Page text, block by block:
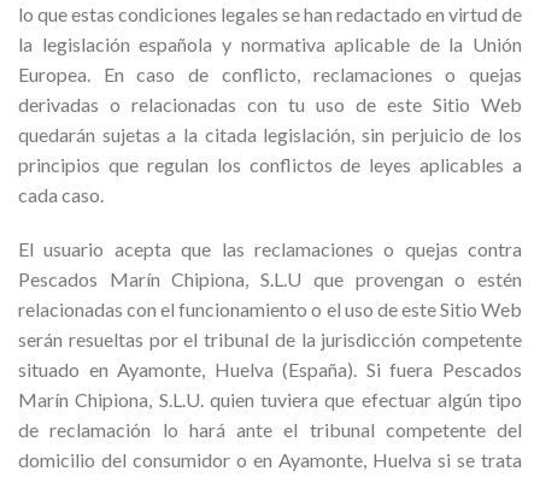
lo que estas condiciones legales se han redactado en virtud de
la legislación española y normativa aplicable de la Unión
Europea. En caso de conflicto, reclamaciones o quejas
derivadas o relacionadas con tu uso de este Sitio Web
quedarán sujetas a la citada legislación, sin perjuicio de los
principios que regulan los conflictos de leyes aplicables a
cada caso.
El usuario acepta que las reclamaciones o quejas contra
Pescados Marín Chipiona, S.L.U que provengan o estén
relacionadas con el funcionamiento o el uso de este Sitio Web
serán resueltas por el tribunal de la jurisdicción competente
situado en Ayamonte, Huelva (España). Si fuera Pescados
Marín Chipiona, S.L.U. quien tuviera que efectuar algún tipo
de reclamación lo hará ante el tribunal competente del
domicilio del consumidor o en Ayamonte, Huelva si se trata